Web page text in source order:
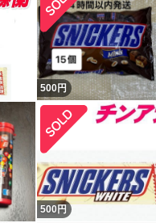
500円
500 円